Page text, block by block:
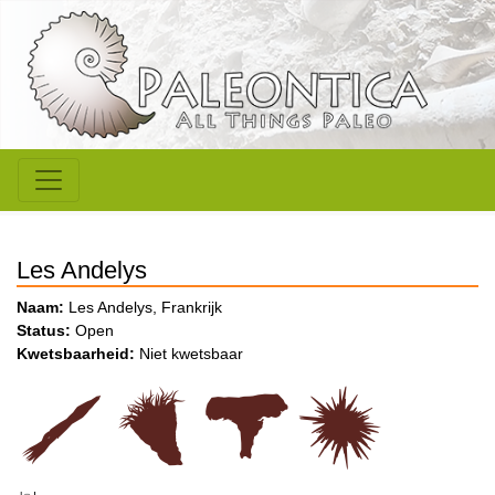
Les Andelys
Naam: Les Andelys, Frankrijk
Status: Open
Kwetsbaarheid: Niet kwetsbaar